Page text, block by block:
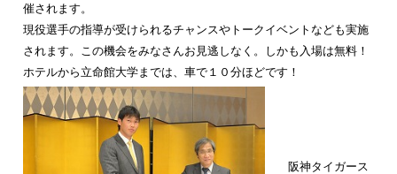
催されます。
現役選手の指導が受けられるチャンスやトークイベントなども実施
されます。この機会をみなさんお見逃しなく。しかも入場は無料！
ホテルから立命館大学までは、車で１０分ほどです！
阪神タイガース